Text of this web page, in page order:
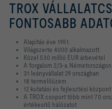
TROX
FONTOSABB
Alapítás éve 1951.
Világszerte 4000 alkalmazott
Közel 530 millió EUR árbevétel
A forgalom 2/3-a
31 leányvállalat 29 országban
18 termelőüzem
12 kutatási és fejlesztési
A TROX csoport több mint 70
értékesítő hálózatot